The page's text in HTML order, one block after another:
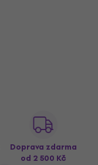
Doprava zdarma
od 2 500 Kč